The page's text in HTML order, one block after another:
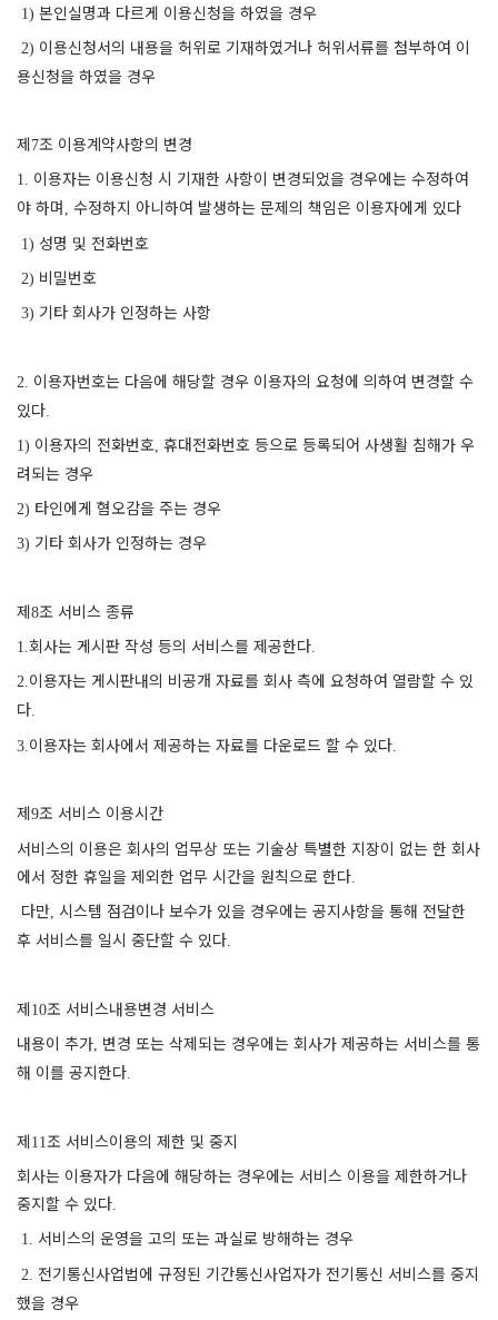
1) 본인실명과 다르게 이용신청을 하였을 경우
2) 이용신청서의 내용을 허위로 기재하였거나 허위서류를 첨부하여 이
용신청을 하였을 경우
제 7조 이용계약사항의 변경
1. 이용자는 이용신청 시 기재한 사항이 변경되었을 경우에는 수정하여
야 하며 , 수정하지 아니하여 발생하는 문제의 책임은 이용자에게 있다
1) 성명 및 전화번호
2) 비밀번호
3) 기타 회사가 인정하는 사항
2. 이용자번호는 다음에 해당할 경우 이용자의 요청에 의하여 변경할 수
있다
1) 이용자의 전화번호, 휴대전화번호 등으로 등록되어 사생활 침해가 우
려되는 경우
2) 타인에게 혐오감을 주는 경우
3) 기타 회사가 인정하는 경우
제8조 서비스 종류
1. 회사는 게시판 작성 등의 서비스를 제공한다
2.이용자는 게시판내의 비공개 자료를 회사 측에 요청하여 열람할 수 있
다.
3. 이용자는 회사에서 제공하는 자료를 다운로드 할 수 있다
제9조 서비스 이용시간
서비스의 이용은 회사의 업무상 또는 기술상 특별한 지장이 없는 한 회사
에서 정한 휴일을 제외한 업무 시간을 원칙으로 한다
다만 시스템 점검이나 보수가 있을 경우에는 공지사항을 통해 전달한
후 서비스를 일시 중단할 수 있다
제 10조 서비스내용변경 서비스
내용이 추가 변경 또는 삭제되는 경우에는 회사가 제공하는 서비스를 통
해 이를 공지한다
제 11조 서비스이용의 제한 및 중지
회사는 이용자가 다음에 해당하는 경우에는 서비스 이용을 제한하거나
중지할 수 있다
1. 서비스의 운영을 고의 또는 과실로 방해하는 경우
2. 전기통신사업법에 규정된 기간통신사업자가 전기통신 서비스를 중지
했을 경우